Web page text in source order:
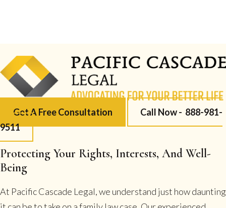
Get A Free Consultation Call Now - 888-981-
9511
Protecting Your Rights, Interests, And Well-
Being
At Pacific Cascade Legal, we understand just how daunting